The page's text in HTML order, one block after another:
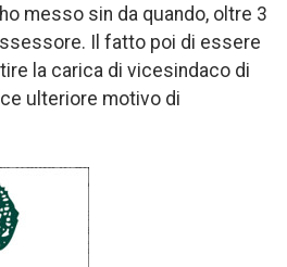
messo sin da quando, oltre 3
Il fatto poi di essere
la carica di vicesindaco di
ulteriore motivo di